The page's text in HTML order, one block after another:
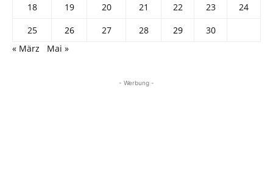
18
19 20 21 22 23
24
25
26 27 28 29
30
« März
Mai »
- Werbung -